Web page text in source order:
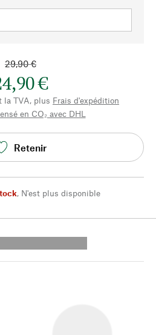
29,90 €
€
la TVA, plus Frais d'expédition
en CO₂ avec DHL
Retenir
, N'est plus disponible